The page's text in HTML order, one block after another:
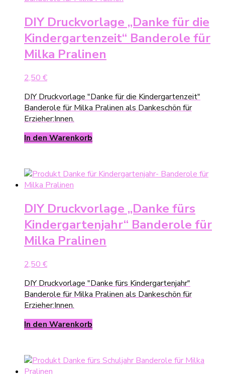
DIY Druckvorlage „Danke für die
Kindergartenzeit“ Banderole für
Milka Pralinen
2,50 €
DIY Druckvorlage "Danke für die Kindergartenzeit"
Banderole für Milka Pralinen als Dankeschön für
Erzieher:Innen.
In den Warenkorb
DIY Druckvorlage „Danke fürs
Kindergartenjahr“ Banderole für
Milka Pralinen
2,50 €
DIY Druckvorlage "Danke fürs Kindergartenjahr"
Banderole für Milka Pralinen als Dankeschön für
Erzieher:Innen.
In den Warenkorb